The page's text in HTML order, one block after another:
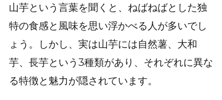
山芋という言葉を聞くと、ねばねばとした独
特の食感と風味を思い浮かべる人が多いでし
ょう。しかし、実は山芋には自然薯、大和
芋、長芋という3種類があり、それぞれに異な
る特徴と魅力が隠されています。